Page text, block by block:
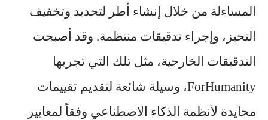
المساءلة من خلال إنشاء أطر لتحديد وتخفيف
التحيز، وإجراء تدقيقات منتظمة. وقد أصبحت
التدقيقات الخارجية، مثل تلك التي تجريها
ForHumanity، وسيلة شائعة لتقديم تقييمات
محايدة لأنظمة الذكاء الاصطناعي وفقاً لمعايير